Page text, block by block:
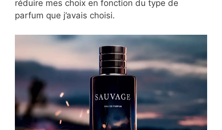
réduire mes choix en fonction du type de
parfum que j’avais choisi.